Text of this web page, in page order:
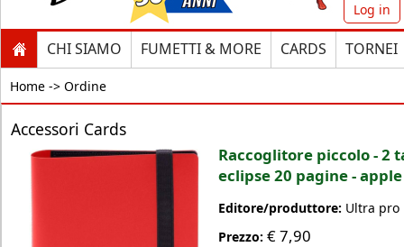
Log in
CHI SIAMO FUMETTI & MORE CARDS TORNEI
Home -> Ordine
Accessori Cards
Raccoglitore piccolo - 2
eclipse 20 pagine -
Editore/produttore: Ultra pro
Prezzo: €7,90